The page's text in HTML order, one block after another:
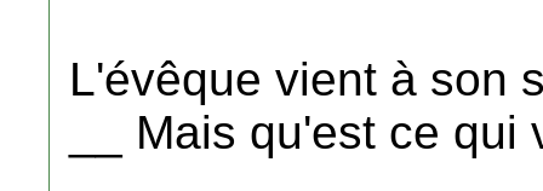
L'évêque vient à son
__ Mais qu'est ce